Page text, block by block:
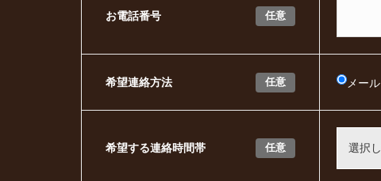
任意
お電話番号
任意
希望連絡方法 メール
任意
希望する連絡時間帯